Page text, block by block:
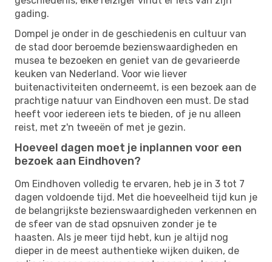
gading.
Dompel je onder in de geschiedenis en cultuur van
de stad door beroemde bezienswaardigheden en
musea te bezoeken en geniet van de gevarieerde
keuken van Nederland. Voor wie liever
buitenactiviteiten onderneemt, is een bezoek aan de
prachtige natuur van Eindhoven een must. De stad
heeft voor iedereen iets te bieden, of je nu alleen
reist, met z'n tweeën of met je gezin.
Hoeveel dagen moet je inplannen voor een
bezoek aan Eindhoven?
Om Eindhoven volledig te ervaren, heb je in 3 tot 7
dagen voldoende tijd. Met die hoeveelheid tijd kun je
de belangrijkste bezienswaardigheden verkennen en
de sfeer van de stad opsnuiven zonder je te
haasten. Als je meer tijd hebt, kun je altijd nog
dieper in de meest authentieke wijken duiken, de